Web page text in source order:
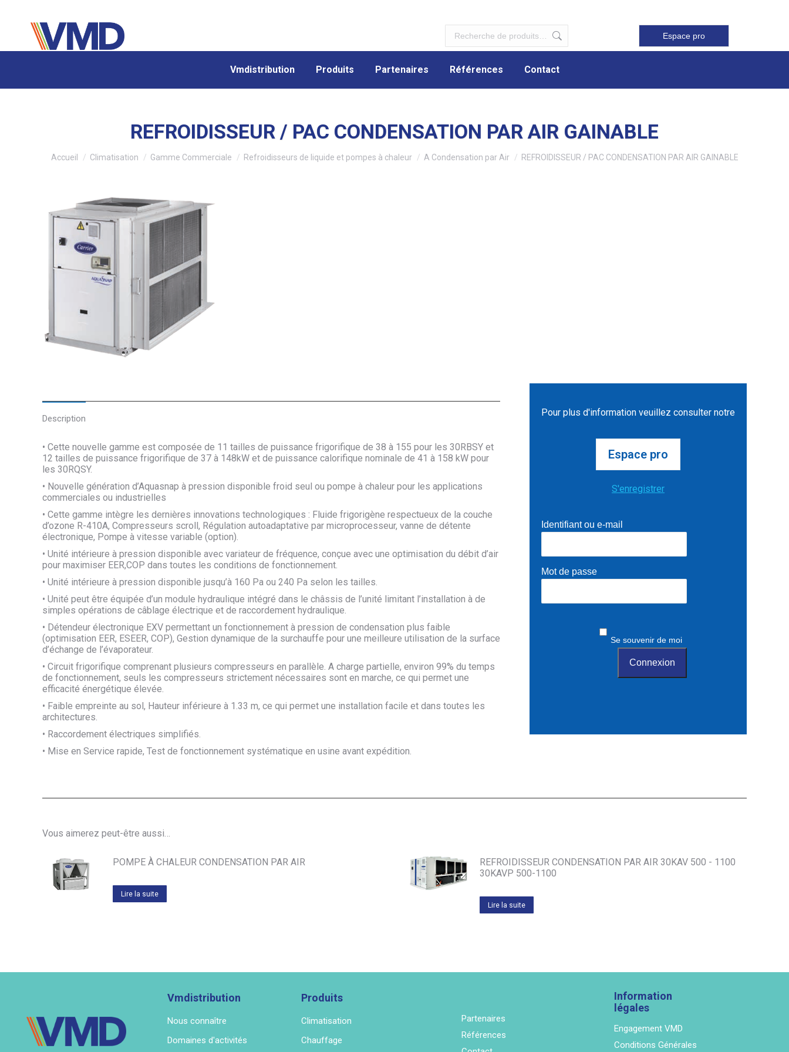
Espace pro
Vmdistribution Produits Partenaires Références Contact
REFROIDISSEUR / PAC CONDENSATION PAR AIR GAINABLE
Accueil Climatisation Gamme Commerciale Refroidisseurs de liquide et pompes à chaleur A Condensation par Air REFROIDISSEUR / PAC CONDENSATION PAR AIR GAINABLE
Description
• Cette nouvelle gamme est composée de 11 tailles de puissance frigorifique de 38 à 155 pour les 30RBSY et
12 tailles de puissance frigorifique de 37 à 148kW et de puissance calorifique nominale de 41 à 158 kW pour
les 30RQSY.
• Nouvelle génération d’Aquasnap à pression disponible froid seul ou pompe à chaleur pour les applications
commerciales ou industrielles
• Cette gamme intègre les dernières innovations technologiques : Fluide frigorigène respectueux de la couche
d’ozone R-410A, Compresseurs scroll, Régulation autoadaptative par microprocesseur, vanne de détente
électronique, Pompe à vitesse variable (option).
• Unité intérieure à pression disponible avec variateur de fréquence, conçue avec une optimisation du débit d’air
pour maximiser EER,COP dans toutes les conditions de fonctionnement.
• Unité intérieure à pression disponible jusqu’à 160 Pa ou 240 Pa selon les tailles.
• Unité peut être équipée d’un module hydraulique intégré dans le châssis de l’unité limitant l’installation à de
simples opérations de câblage électrique et de raccordement hydraulique.
• Détendeur électronique EXV permettant un fonctionnement à pression de condensation plus faible
(optimisation EER, ESEER, COP), Gestion dynamique de la surchauffe pour une meilleure utilisation de la surface
d’échange de l’évaporateur.
• Circuit frigorifique comprenant plusieurs compresseurs en parallèle. A charge partielle, environ 99% du temps
de fonctionnement, seuls les compresseurs strictement nécessaires sont en marche, ce qui permet une
efficacité énergétique élevée.
• Faible empreinte au sol, Hauteur inférieure à 1.33 m, ce qui permet une installation facile et dans toutes les
architectures.
• Raccordement électriques simplifiés.
• Mise en Service rapide, Test de fonctionnement systématique en usine avant expédition.
Pour plus d'information veuillez consulter notre
Espace pro
S'enregistrer
Identifiant ou e-mail
Mot de passe
Se souvenir de moi
Vous aimerez peut-être aussi…
POMPE À CHALEUR CONDENSATION PAR AIR
Lire la suite
REFROIDISSEUR CONDENSATION PAR AIR 30KAV 500 - 1100
30KAVP 500-1100
Lire la suite
Vmdistribution
Nous connaître
Domaines d'activités
Produits
Climatisation
Chauffage
Partenaires
Références
Information
légales
Engagement VMD
Conditions Générales